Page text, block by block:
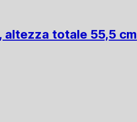
altezza totale 55,5 cm